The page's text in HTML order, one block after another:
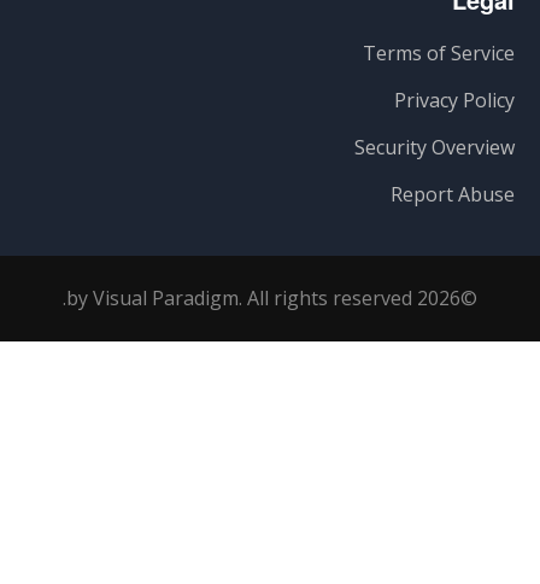
Terms of Service
Privacy Policy
Security Overview
Report Abuse
©2026 by Visual Paradigm. All rights reserved.